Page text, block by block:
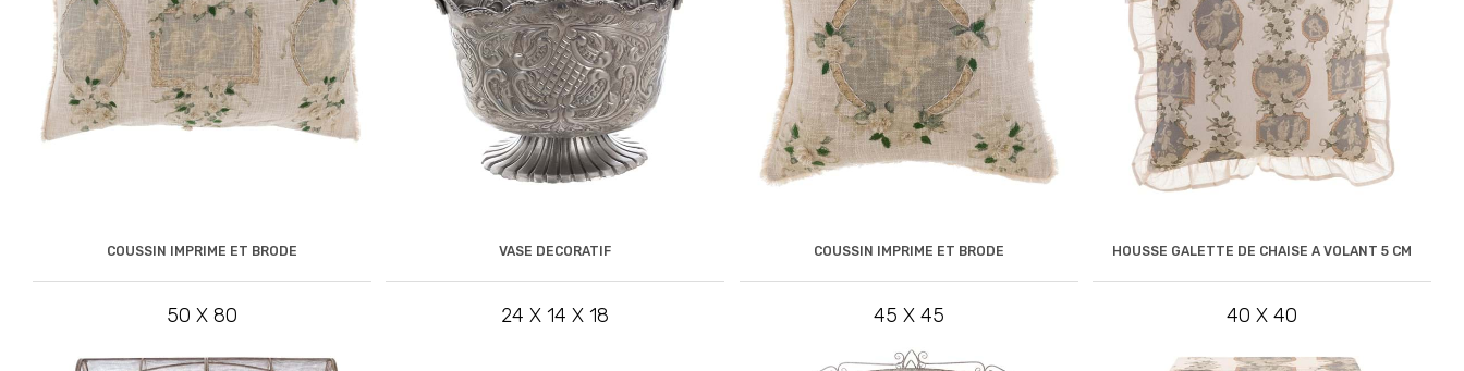
COUSSIN IMPRIME ET BRODE
50 X 80
VASE DECORATIF
24 X 14 X 18
COUSSIN IMPRIME ET BRODE
45 X 45
HOUSSE GALETTE DE CHAISE A VOLANT 5 CM
40 X 40